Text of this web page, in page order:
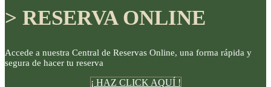
> RESERVA ONLINE
Accede a nuestra Central de Reservas Online, una forma rápida y
segura de hacer tu reserva
¡ HAZ CLICK AQUÍ !